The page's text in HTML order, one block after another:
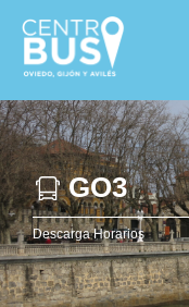
GO3
Descarga Horarios